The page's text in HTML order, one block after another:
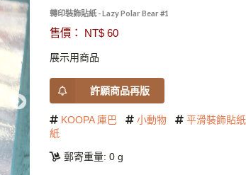
轉印裝飾貼紙 - Lazy Polar Bear #1
售價： NT$ 60
展示用商品
許願商品再版
KOOPA 庫巴 小動物 平滑裝飾貼紙
紙
郵寄重量: 0 g